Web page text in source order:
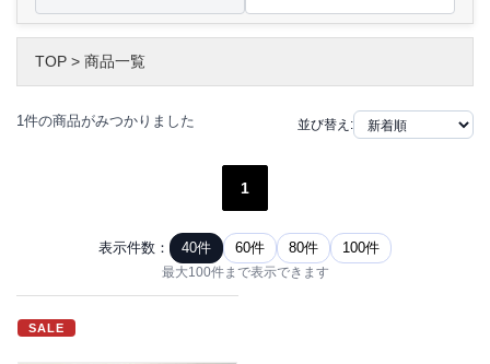
TOP > 商品一覧
1件の商品がみつかりました 並び替え:
1
表示件数： 40件 60件 80件 100件
最大100件まで表示できます
SALE